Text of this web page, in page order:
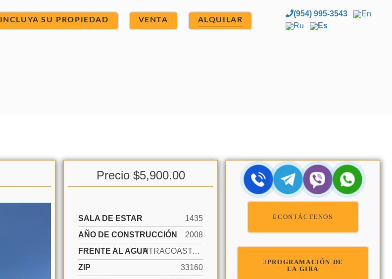
INCLUYA SU PROPIEDAD VENTA ALQUILAR
(954) 995-3543
En
Ru
Es
Precio $5,900.00
SALA DE ESTAR
1435
AÑO DE CONSTRUCCIÓN
2008
FRENTE AL AGUA
INTRACOASTAL FRONT
ZIP
33160
CONTÁCTENOS
PROGRAMACIÓN DE
LA GIRA